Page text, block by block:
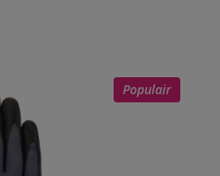
Populair